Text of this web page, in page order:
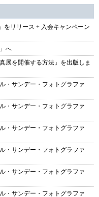
をリリース + 入会キャンペーン
へ
展を開催する方法」を出版しま
・サンデー・フォトグラファ
・サンデー・フォトグラファ
・サンデー・フォトグラファ
・サンデー・フォトグラファ
・サンデー・フォトグラファ
・サンデー・フォトグラファ